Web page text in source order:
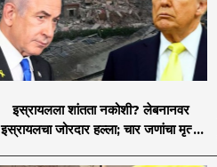
इस्रायलला शांतता नकोशी? लेबनानवर
इस्रायलचा जोरदार हल्ला; चार जणांचा मृत्यू,